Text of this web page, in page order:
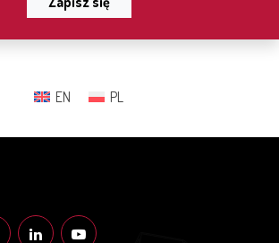
EN PL